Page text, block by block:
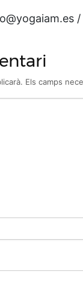
Els camps